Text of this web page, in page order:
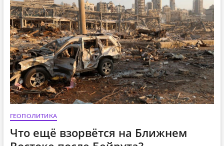
ГЕОПОЛИТИКА
Что ещё взорвётся на Ближнем